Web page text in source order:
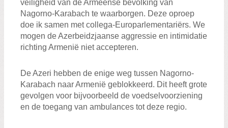
veiligheid van de Armeense bevolking van
Nagorno-Karabach te waarborgen. Deze oproep
doe ik samen met collega-Europarlementariërs. We
mogen de Azerbeidzjaanse aggressie en intimidatie
richting Armenië niet accepteren.
De Azeri hebben de enige weg tussen Nagorno-
Karabach naar Armenië geblokkeerd. Dit heeft grote
gevolgen voor bijvoorbeeld de voedselvoorziening
en de toegang van ambulances tot deze regio.